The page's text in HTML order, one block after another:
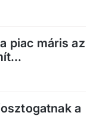
piac máris az
a